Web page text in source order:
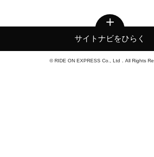
サイトナビをひらく
© RIDE ON EXPRESS Co., Ltd．All Rights